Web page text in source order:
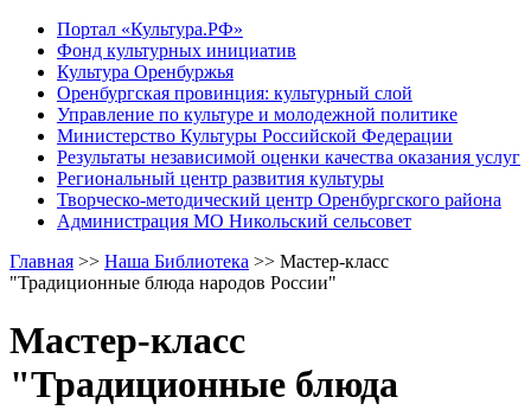
Портал «Культура.РФ»
Фонд культурных инициатив
Культура Оренбуржья
Оренбургская провинция: культурный слой
Управление по культуре и молодежной политике
Министерство Культуры Российской Федерации
Результаты независимой оценки качества оказания услуг
Региональный центр развития культуры
Творческо-методический центр Оренбургского района
Администрация МО Никольский сельсовет
Главная >> Наша Библиотека >> Мастер-класс
"Традиционные блюда народов России"
Мастер-класс
"Традиционные блюда